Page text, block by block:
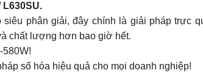
phân giải, đây chính là giải pháp trực
chất lượng hơn bao giờ hết.
số hóa hiệu quả cho mọi doanh nghiệp!